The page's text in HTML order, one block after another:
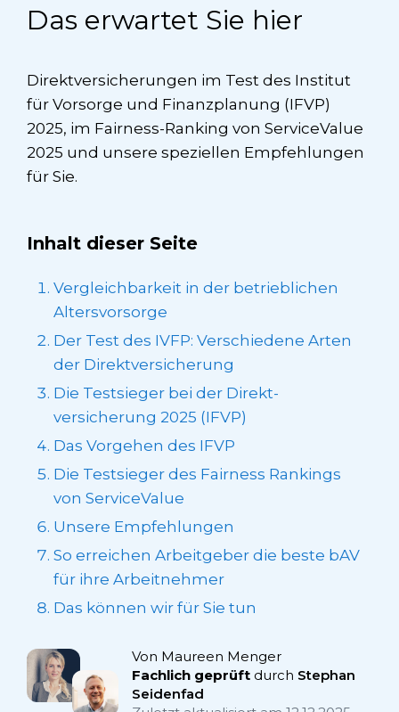
Das erwartet Sie hier
Direkt­versicherungen im Test des Institut
für Vorsorge und Finanzplanung (IFVP)
2025, im Fairness-Ranking von ServiceValue
2025 und unsere speziellen Empfehlungen
für Sie.
Inhalt dieser Seite
Vergleichbarkeit in der betrieblichen
Altersvorsorge
Der Test des IVFP: Verschiedene Arten
der Direkt­­versicherung
Die Testsieger bei der Direkt­­
versicherung 2025 (IFVP)
Das Vorgehen des IFVP
Die Testsieger des Fairness Rankings
von ServiceValue
Unsere Empfehlungen
So erreichen Arbeitgeber die beste bAV
für ihre Arbeitnehmer
Das können wir für Sie tun
Von Maureen Menger
Fachlich geprüft durch Stephan
Seidenfad